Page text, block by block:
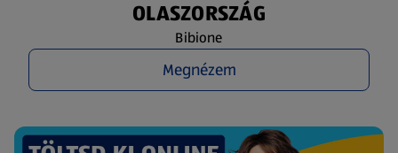
OLASZORSZÁG
Bibione
Megnézem